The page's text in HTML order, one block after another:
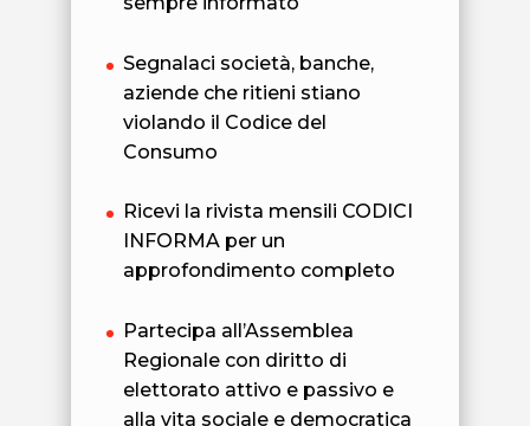
Segnalaci società, banche,
aziende che ritieni stiano
violando il Codice del
Consumo
Ricevi la rivista mensili CODICI
INFORMA per un
approfondimento completo
Partecipa all’Assemblea
Regionale con diritto di
elettorato attivo e passivo e
alla vita sociale e democratica